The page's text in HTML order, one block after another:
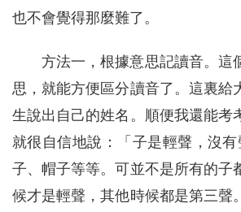
也不會覺得那麼難了。
方法一，根據意思記讀音。這
思，就能方便區分讀音了。這裏給
生說出自己的姓名。順便我還能考
就很自信地說：「子是輕聲，沒
子、帽子等等。可並不是所有的子
候才是輕聲，其他時候都是第三聲